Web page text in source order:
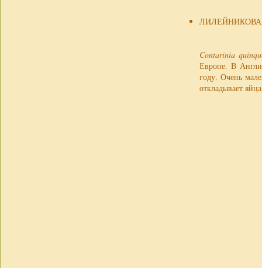
Contarinia
Европе. В
году. Очень
откладывает